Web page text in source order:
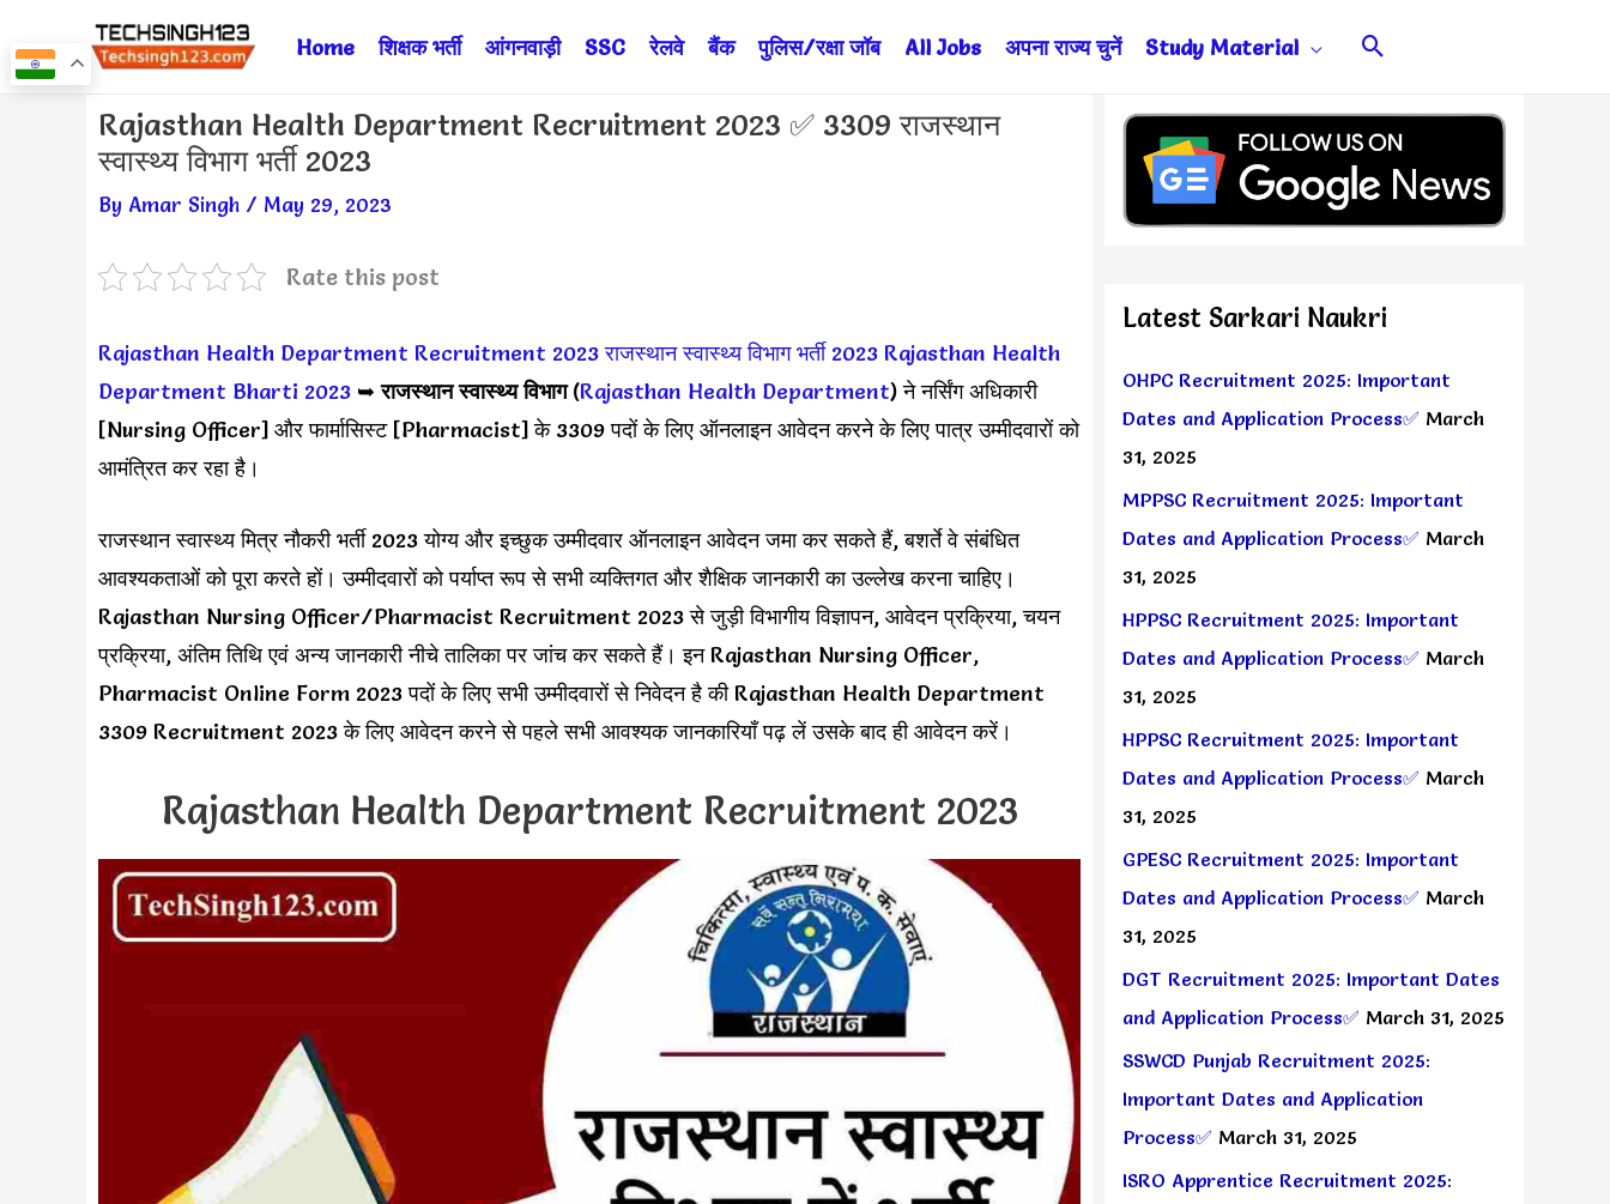
to
Home शिक्षक भर्ती आंगनवाड़ी SSC रेलवे बैंक पुलिस/रक्षा जॉब All Jobs अपना राज्य चुनें Study Material Search
Rajasthan Health Department Recruitment 2023 ✅ 3309 राजस्थान
स्वास्थ्य विभाग भर्ती 2023
By Amar Singh / May 29, 2023
Rate this post
Rajasthan Health Department Recruitment 2023 राजस्थान स्वास्थ्य विभाग भर्ती 2023 Rajasthan Health
Department Bharti 2023 ➥राजस्थान स्वास्थ्य विभाग(Rajasthan Health Department) ने नर्सिंग अधिकारी
[Nursing Officer] और फार्मासिस्ट [Pharmacist] के 3309 पदों के लिए ऑनलाइन आवेदन करने के लिए पात्र उम्मीदवारों को
आमंत्रित कर रहा है।
राजस्थान स्वास्थ्य मित्र नौकरी भर्ती 2023 योग्य और इच्छुक उम्मीदवार ऑनलाइन आवेदन जमा कर सकते हैं, बशर्ते वे संबंधित
आवश्यकताओं को पूरा करते हों। उम्मीदवारों को पर्याप्त रूप से सभी व्यक्तिगत और शैक्षिक जानकारी का उल्लेख करना चाहिए।
Rajasthan Nursing Officer/Pharmacist Recruitment 2023 से जुड़ी विभागीय विज्ञापन, आवेदन प्रक्रिया, चयन
प्रक्रिया, अंतिम तिथि एवं अन्य जानकारी नीचे तालिका पर जांच कर सकते हैं। इन Rajasthan Nursing Officer,
Pharmacist Online Form 2023 पदों के लिए सभी उम्मीदवारों से निवेदन है की Rajasthan Health Department
3309 Recruitment 2023 के लिए आवेदन करने से पहले सभी आवश्यक जानकारियाँ पढ़ लें उसके बाद ही आवेदन करें।
Rajasthan Health Department Recruitment 2023
Post
navigation
Latest Sarkari Naukri
OHPC Recruitment 2025: Important
Dates and Application Process✅ March
31, 2025
MPPSC Recruitment 2025: Important
Dates and Application Process✅ March
31, 2025
HPPSC Recruitment 2025: Important
Dates and Application Process✅ March
31, 2025
HPPSC Recruitment 2025: Important
Dates and Application Process✅ March
31, 2025
GPESC Recruitment 2025: Important
Dates and Application Process✅ March
31, 2025
DGT Recruitment 2025: Important Dates
and Application Process✅ March 31, 2025
SSWCD Punjab Recruitment 2025:
Important Dates and Application
Process✅ March 31, 2025
ISRO Apprentice Recruitment 2025: